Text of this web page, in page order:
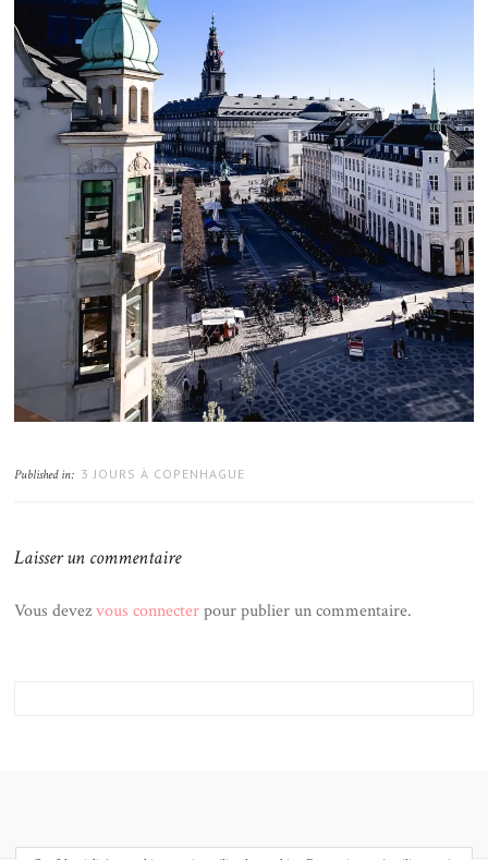
Published in: 3 JOURS À COPENHAGUE
Laisser un commentaire
Vous devezvous connecterpour publier un commentaire.